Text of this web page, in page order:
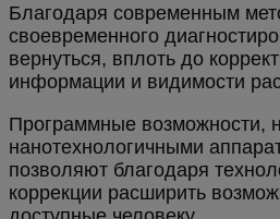
Благодаря современным
своевременного
вернуться, вплоть до
информации и видимости
Программные возможности,
нанотехнологичными
позволяют благодаря
коррекции расширить